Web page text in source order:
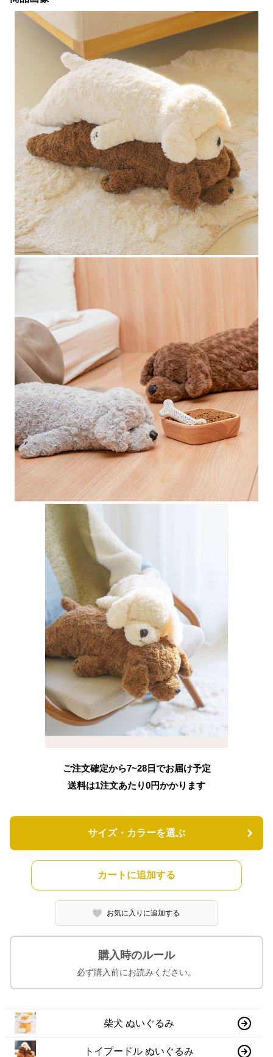
ご注文確定から7~28日でお届け予定
送料は1注文あたり0円かかります
サイズ・カラーを選ぶ
カートに追加する
お気に入りに追加する
購入時のルール
必ず購入前にお読みください。
柴犬 ぬいぐるみ
トイプードル ぬいぐるみ